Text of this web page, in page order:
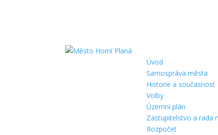
Úvod
Samospráva města
Historie a současnost
Volby
Územní plán
Zastupitelstvo a rada
Rozpočet